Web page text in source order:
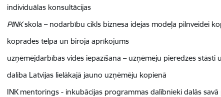
individuālas konsultācijas
PINKskola – nodarbību cikls biznesa idejas modeļa pilnveidei
koprades telpa un biroja aprīkojums
uzņēmējdarbības vides iepazīšana – uzņēmēju pieredzes stāsti
dalība Latvijas lielākajā jauno uzņēmēju kopienā
INK mentorings - inkubācijas programmas dalībnieki dalās